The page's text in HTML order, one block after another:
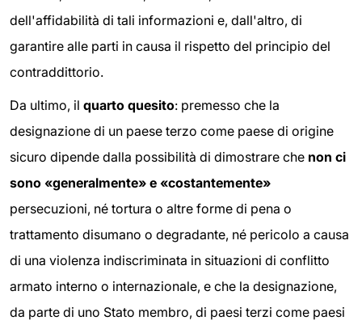
dell'affidabilità di tali informazioni e, dall'altro, di
garantire alle parti in causa il rispetto del principio del
contraddittorio.
Da ultimo, il quarto quesito: premesso che la
designazione di un paese terzo come paese di origine
sicuro dipende dalla possibilità di dimostrare che non ci
sono «generalmente» e «costantemente»
persecuzioni, né tortura o altre forme di pena o
trattamento disumano o degradante, né pericolo a causa
di una violenza indiscriminata in situazioni di conflitto
armato interno o internazionale, e che la designazione,
da parte di uno Stato membro, di paesi terzi come paesi